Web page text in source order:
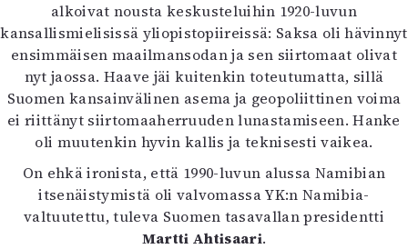
alkoivat nousta keskusteluihin 1920-luvun
kansallismielisissä yliopistopiireissä: Saksa oli hävinnyt
ensimmäisen maailmansodan ja sen siirtomaat olivat
nyt jaossa. Haave jäi kuitenkin toteutumatta, sillä
Suomen kansainvälinen asema ja geopoliittinen voima
ei riittänyt siirtomaaherruuden lunastamiseen. Hanke
oli muutenkin hyvin kallis ja teknisesti vaikea.
On ehkä ironista, että 1990-luvun alussa Namibian
itsenäistymistä oli valvomassa YK:n Namibia-
valtuutettu, tuleva Suomen tasavallan presidentti
Martti Ahtisaari.